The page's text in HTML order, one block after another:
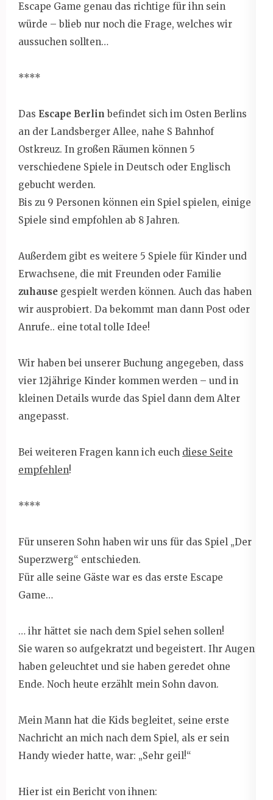
Escape Game genau das richtige für ihn sein
würde – blieb nur noch die Frage, welches wir
aussuchen sollten…
****
Das Escape Berlin befindet sich im Osten Berlins
an der Landsberger Allee, nahe S Bahnhof
Ostkreuz. In großen Räumen können 5
verschiedene Spiele in Deutsch oder Englisch
gebucht werden.
Bis zu 9 Personen können ein Spiel spielen, einige
Spiele sind empfohlen ab 8 Jahren.
Außerdem gibt es weitere 5 Spiele für Kinder und
Erwachsene, die mit Freunden oder Familie
zuhause gespielt werden können. Auch das haben
wir ausprobiert. Da bekommt man dann Post oder
Anrufe.. eine total tolle Idee!
Wir haben bei unserer Buchung angegeben, dass
vier 12jährige Kinder kommen werden – und in
kleinen Details wurde das Spiel dann dem Alter
angepasst.
Bei weiteren Fragen kann ich euch diese Seite
empfehlen!
****
Für unseren Sohn haben wir uns für das Spiel „Der
Superzwerg“ entschieden.
Für alle seine Gäste war es das erste Escape
Game…
… ihr hättet sie nach dem Spiel sehen sollen!
Sie waren so aufgekratzt und begeistert. Ihr Augen
haben geleuchtet und sie haben geredet ohne
Ende. Noch heute erzählt mein Sohn davon.
Mein Mann hat die Kids begleitet, seine erste
Nachricht an mich nach dem Spiel, als er sein
Handy wieder hatte, war: „Sehr geil!“
Hier ist ein Bericht von ihnen: